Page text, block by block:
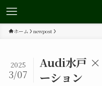
ホーム newpost
Audi水戸 ×
ーション
2025
3/07